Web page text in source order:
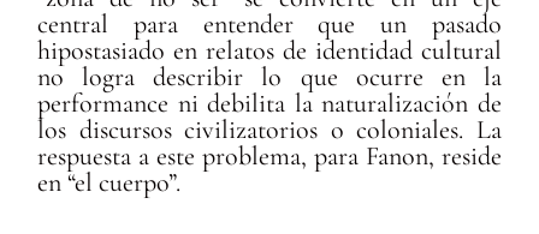
central para entender que un pasado
hipostasiado en relatos de identidad cultural
no logra describir lo que ocurre en la
performance ni debilita la naturalización de
los discursos civilizatorios o coloniales. La
respuesta a este problema, para Fanon, reside
en “el cuerpo”.